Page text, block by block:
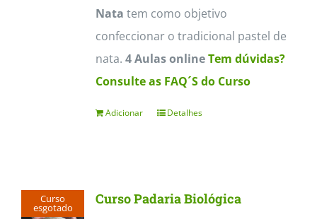
on
the
product
page
Nata tem como objetivo
confeccionar o tradicional pastel de
nata. 4 Aulas onlineTem dúvidas?
Consulte as FAQ´S do Curso
Adicionar Detalhes
Curso
esgotado
Curso Padaria Biológica